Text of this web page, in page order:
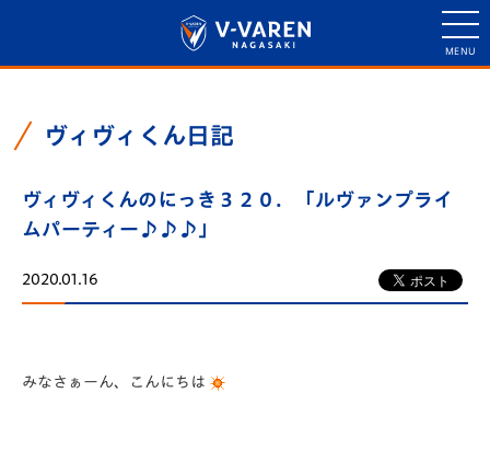
ヴィヴィくん日記
ヴィヴィくんのにっき３２０．「ルヴァンプライ
ムパーティー♪♪♪」
2020.01.16
みなさぁーん、こんにちは